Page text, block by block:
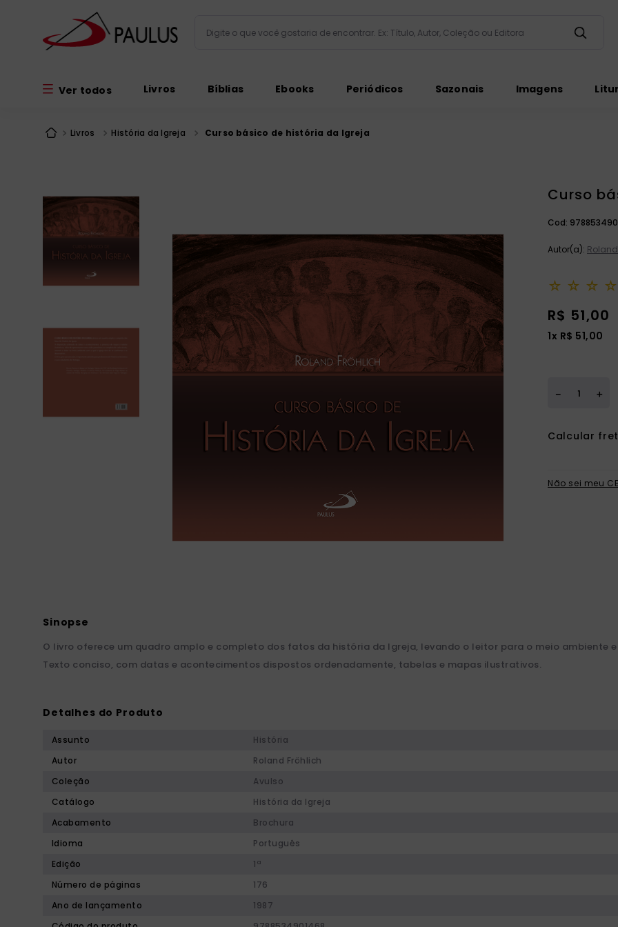
Ver todos Livros Bíblias Ebooks Periódicos Sazonais Imagens
Livros História da Igreja Curso básico de história da Igreja
Curso
Cod:
Autor(a):
☆ ☆ ☆ ☆
R$ 51,00
1x R$ 51,00
＋
－
Não sei meu
O livro oferece um quadro amplo e completo dos fatos da história da Igreja, levando o leitor para o meio ambiente
Texto conciso, com datas e acontecimentos dispostos ordenadamente, tabelas e mapas ilustrativos.
Detalhes do Produto
Assunto
História
Autor
Roland Fröhlich
Coleção
Avulso
Catálogo
História da Igreja
Acabamento
Brochura
Idioma
Português
Edição
1ª
Número de páginas
176
Ano de lançamento
1987
7 patristica
biblia pastoral
catequese
10 bíblia ave maria